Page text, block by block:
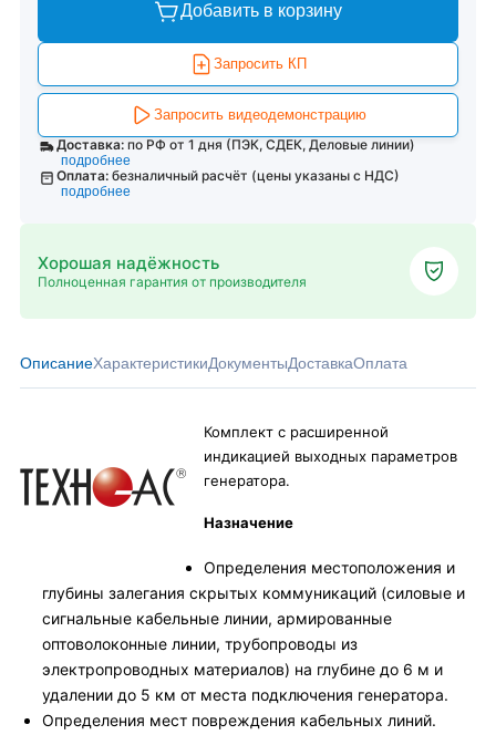
Добавить в корзину
Запросить КП
Запросить видеодемонстрацию
Доставка: по РФ от 1 дня (ПЭК, СДЕК, Деловые линии)
подробнее
Оплата: безналичный расчёт (цены указаны с НДС)
подробнее
Хорошая надёжность
Полноценная гарантия от производителя
ОписаниеХарактеристикиДокументыДоставкаОплата
Комплект с расширенной
индикацией выходных параметров
генератора.
Назначение
Определения местоположения и
глубины залегания скрытых коммуникаций (силовые и
сигнальные кабельные линии, армированные
оптоволоконные линии, трубопроводы из
электропроводных материалов) на глубине до 6 м и
удалении до 5 км от места подключения генератора.
Определения мест повреждения кабельных линий.